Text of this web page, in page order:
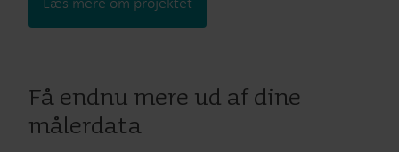
Få endnu mere ud af dine
målerdata